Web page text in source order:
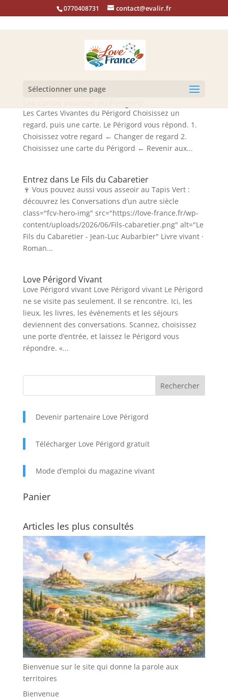
0770408731 contact@evalir.fr
Sélectionner une page
Les Cartes Vivantes du Périgord Choisissez un
regard, puis une carte. Le Périgord vous répond. 1.
Choisissez votre regard ← Changer de regard 2.
Choisissez une carte du Périgord ← Revenir aux...
Entrez dans Le Fils du Cabaretier
🍷 Vous pouvez aussi vous asseoir au Tapis Vert :
découvrez les Conversations d’un autre siècle
class="fcv-hero-img" src="https://love-france.fr/wp-
content/uploads/2026/06/Fils-cabaretier.png" alt="Le
Fils du Cabaretier - Jean-Luc Aubarbier" Livre vivant ·
Roman...
Love Périgord Vivant
Love Périgord vivant Love Périgord vivant Le Périgord
ne se visite pas seulement. Il se rencontre. Ici, les
lieux, les livres, les événements et les séjours
deviennent des conversations. Scannez, choisissez
une porte d’entrée, et laissez le Périgord vous
répondre. «...
Devenir partenaire Love Périgord
Télécharger Love Périgord gratuit
Mode d’emploi du magazine vivant
Panier
Articles les plus consultés
Bienvenue sur le site qui donne la parole aux
territoires
Bienvenue